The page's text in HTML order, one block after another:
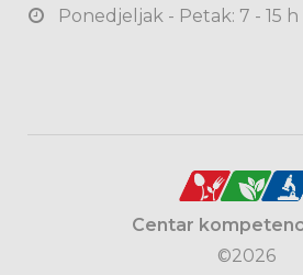
Ponedjeljak - Petak: 7 - 15 h
Centar
©2026